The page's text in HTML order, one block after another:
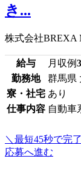
き...
株式会社BREXA
給与 月収例
勤務地
群馬県
寮・社宅 あり
仕事内容 自動車
＼最短45秒で完
応募へ進む